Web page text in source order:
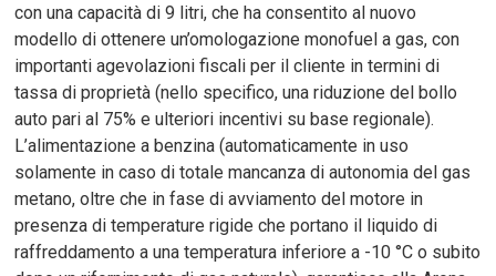
con una capacità di 9 litri, che ha consentito al nuovo
modello di ottenere un’omologazione monofuel a gas, con
importanti agevolazioni fiscali per il cliente in termini di
tassa di proprietà (nello specifico, una riduzione del bollo
auto pari al 75% e ulteriori incentivi su base regionale).
L’alimentazione a benzina (automaticamente in uso
solamente in caso di totale mancanza di autonomia del gas
metano, oltre che in fase di avviamento del motore in
presenza di temperature rigide che portano il liquido di
raffreddamento a una temperatura inferiore a -10 °C o subito